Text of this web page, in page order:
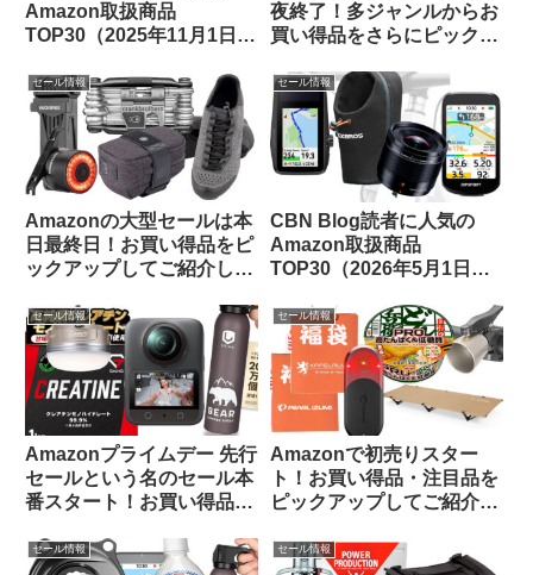
Amazon取扱商品
TOP30（2025年11月1日
夜終了！多ジャンルからお
買い得品をさらにピックア
セール情報
Amazonの大型セールは本
日最終日！お買い得品をピ
ックアップしてご紹介しま
セール情報
CBN Blog読者に人気の
Amazon取扱商品
TOP30（2026年5月1日
セール情報
Amazonプライムデー 先行
セールという名のセール本
番スタート！お買い得品を
ます
セール情報
Amazonで初売りスター
ト！お買い得品・注目品を
ピックアップしてご紹介し
セール情報 セール情報